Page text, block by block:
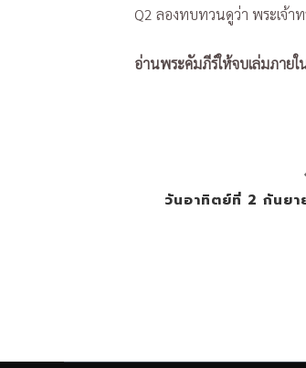
Q2 ลองทบทวนดูว่า พระเจ้าท
อ่านพระคัมภีร์ให้จบเล่มภาย
วันอาทิตย์ที่ 2 กันยา